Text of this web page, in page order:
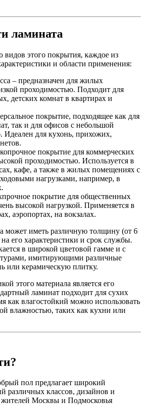
ламината
видов этого покрытия, каждое из
и области применения:
– предназначен для жилых
проходимостью. Подходит для
детских комнат в квартирах и
покрытие, подходящее как для
так и для офисов с небольшой
Идеален для кухонь, прихожих,
покрытие для коммерческих
проходимостью. Используется в
кафе, а также в жилых помещениях с
нагрузками, например, в
покрытие для общественных
высокой нагрузкой. Применяется в
аэропортах, на вокзалах.
может иметь различную толщину (от 6
его характеристики и срок службы.
в широкой цветовой гамме и с
имитирующими различные
или керамическую плитку.
этого материала является его
ламинат подходит для сухих
как влагостойкий можно использовать
влажностью, таких как кухни или
пол предлагает широкий
различных классов, дизайнов и
жителей Москвы и Подмосковья